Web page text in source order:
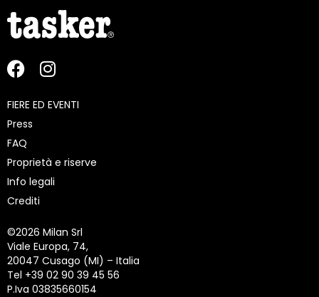
FIERE ED EVENTI
Press
FAQ
Proprietà e riserve
Info legali
Crediti
©2026 Milan Srl
Viale Europa, 74,
20047 Cusago (MI) – Italia
Tel +39 02 90 39 45 56
P.Iva 03835660154